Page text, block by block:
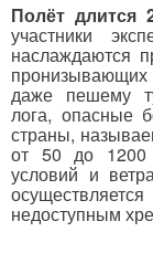
Полёт длится
участники
наслаждаются
даже пешему
лога, опасные
страны,
от 50 до 1200
условий и
недоступным